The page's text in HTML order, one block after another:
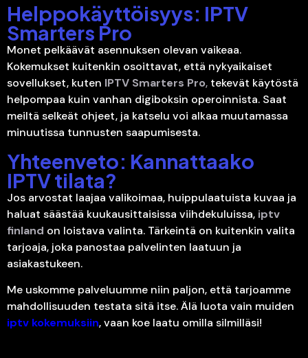
Helppokäyttöisyys: IPTV
Smarters Pro
Monet pelkäävät asennuksen olevan vaikeaa.
Kokemukset kuitenkin osoittavat, että nykyaikaiset
sovellukset, kuten IPTV Smarters Pro, tekevät käytöstä
helpompaa kuin vanhan digiboksin operoinnista. Saat
meiltä selkeät ohjeet, ja katselu voi alkaa muutamassa
minuutissa tunnusten saapumisesta.
Yhteenveto: Kannattaako
IPTV tilata?
Jos arvostat laajaa valikoimaa, huippulaatuista kuvaa ja
haluat säästää kuukausittaisissa viihdekuluissa, iptv
finland on loistava valinta. Tärkeintä on kuitenkin valita
tarjoaja, joka panostaa palvelinten laatuun ja
asiakastukeen.
Me uskomme palveluumme niin paljon, että tarjoamme
mahdollisuuden testata sitä itse. Älä luota vain muiden
iptv kokemuksiin, vaan koe laatu omilla silmilläsi!